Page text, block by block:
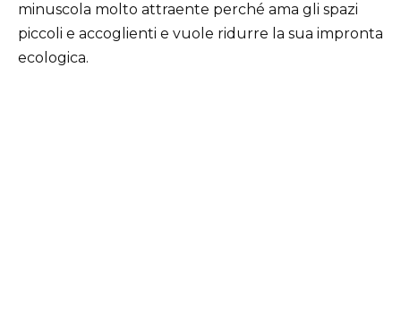
minuscola molto attraente perché ama gli spazi
piccoli e accoglienti e vuole ridurre la sua impronta
ecologica.